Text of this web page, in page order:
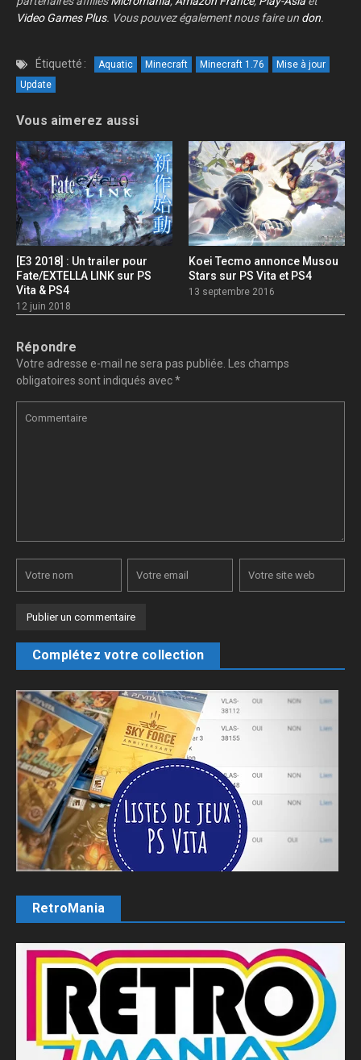
Video Games Plus. Vous pouvez également nous faire un don.
Étiquetté : Aquatic Minecraft Minecraft 1.76
Mise à jour
Update
Vous aimerez aussi
[E3 2018] : Un trailer pour
Fate/EXTELLA LINK sur PS
Vita & PS4
12 juin 2018
Koei Tecmo annonce Musou
Stars sur PS Vita et PS4
13 septembre 2016
Répondre
Votre adresse e-mail ne sera pas publiée.
Les champs
obligatoires sont indiqués avec*
Complétez votre collection
RetroMania